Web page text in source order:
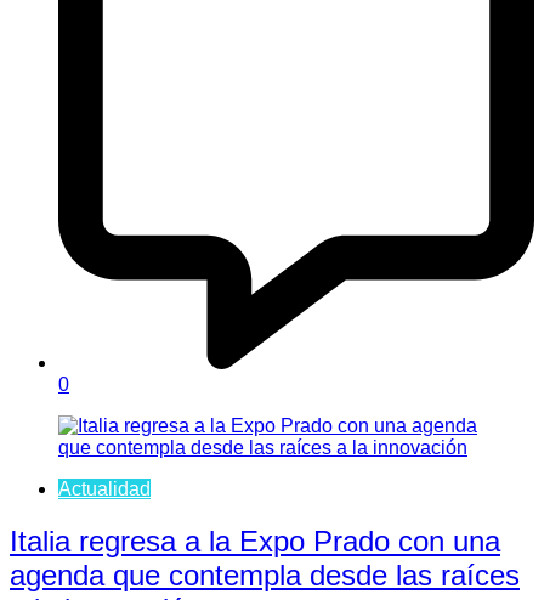
0
Actualidad
Italia regresa a la Expo Prado con una
agenda que contempla desde las raíces